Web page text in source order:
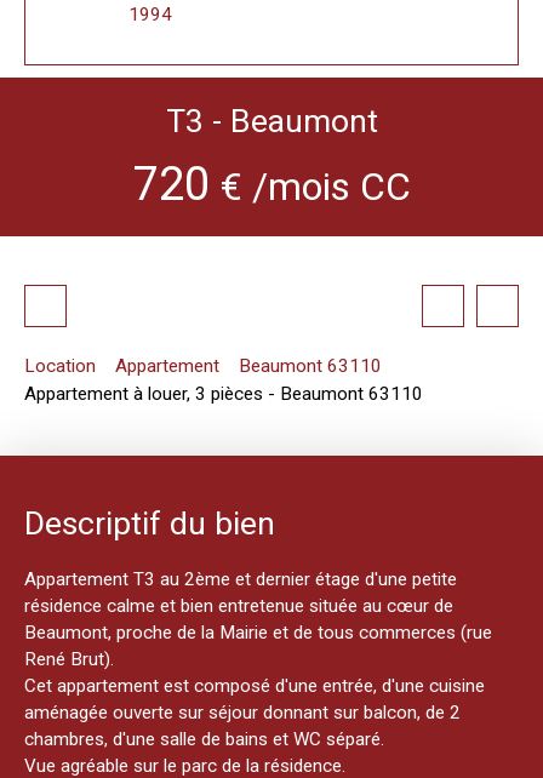
1994
T3 - Beaumont
720 € /mois CC
Location Appartement
Beaumont 63110
Appartement à louer, 3 pièces - Beaumont 63110
Descriptif du bien
Appartement T3 au 2ème et dernier étage d'une petite
résidence calme et bien entretenue située au cœur de
Beaumont, proche de la Mairie et de tous commerces (rue
René Brut).
Cet appartement est composé d'une entrée, d'une cuisine
aménagée ouverte sur séjour donnant sur balcon, de 2
chambres, d'une salle de bains et WC séparé.
Vue agréable sur le parc de la résidence.